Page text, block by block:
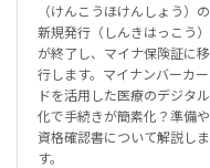
（けんこうほけんしょう）の
新規発行（しんきはっこう）
が終了し、マイナ保険証に移
行します。マイナンバーカー
ドを活用した医療のデジタル
化で手続きが簡素化？準備や
資格確認書について解説しま
す。